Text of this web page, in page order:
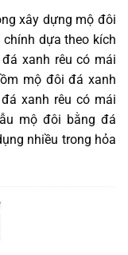
xây dựng mộ đôi
dựa theo kích
xanh rêu có mái
mộ đôi đá xanh
xanh rêu có mái
mộ đôi bằng đá
nhiều trong hỏa